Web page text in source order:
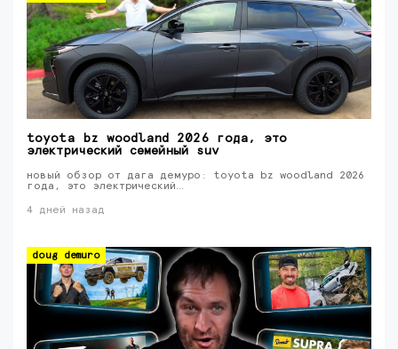
toyota bz woodland 2026 года, это
электрический семейный suv
новый обзор от дага демуро: toyota bz woodland 2026
года, это электрический…
4 дней назад
doug demuro